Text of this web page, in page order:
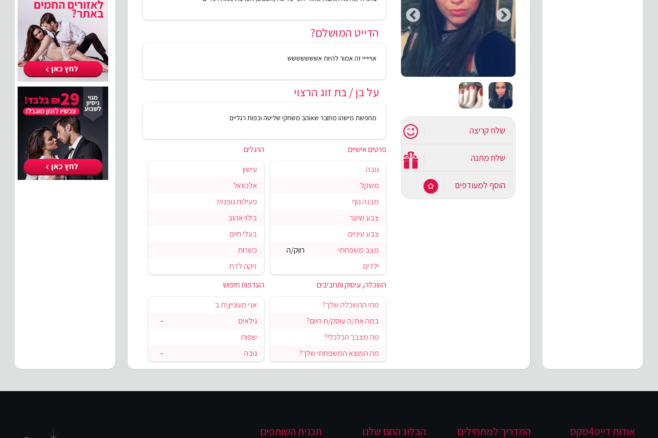
שלח קריצה
שלח מתנה
הוסף למעודפים
הדייט המושלם?
אויייייי זה אמור להיות אששששששש
על בן / בת זוג הרצוי
מחפשת מישהו מחובר שאוהב משחקי שליטה וכפות רגליים
הרגלים
עישון
אלכוהול
פעילות גופנית
בילוי אהוב
בעלי חיים
כשרות
זיקה לדת
פרטים אישיים
גובה
משקל
מבנה גוף
צבע שיער
צבע עיניים
מצב משפחתי
רווק/ה
ילדים
העדפות חיפוש
אני מעוניין\ת ב
גילאים
-
שפות
גובה
-
השכלה, עיסוק ותחביבים
מהי ההשכלה שלך?
במה את/ה עוסק/ת היום?
מה מצבך הכלכלי?
מה המוצא המשפחתי שלך?
אודות דייט4סקס המדריך למתחילים הבלוג החם שלנו תכנית השותפים